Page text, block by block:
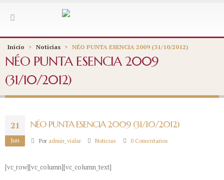
Inicio > Noticias > NÉO PUNTA ESENCIA 2009 (31/10/2012)
NÉO PUNTA ESENCIA 2009
(31/10/2012)
21
Jun
NÉO PUNTA ESENCIA 2009 (31/10/2012)
Por admin_vialar Noticias 0 Comentarios
[vc_row][vc_column][vc_column_text]